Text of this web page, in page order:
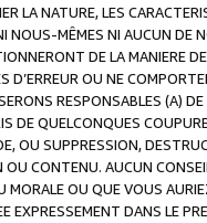
LA NATURE, LES
NOUS-MÊMES NI AUCUN DE
DE LA MANIERE
D’ERREUR OU NE
RESPONSABLES (A)
DE QUELCONQUES
OU SUPPRESSION,
CONTENU. AUCUN
OU QUE VOUS
EXPRESSEMENT DANS LE